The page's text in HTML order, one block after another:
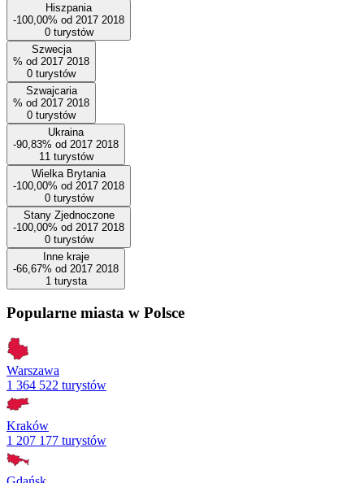
Hiszpania
-100,00% od 2017 2018
0 turystów
Szwecja
% od 2017 2018
0 turystów
Szwajcaria
% od 2017 2018
0 turystów
Ukraina
-90,83% od 2017 2018
11 turystów
Wielka Brytania
-100,00% od 2017 2018
0 turystów
Stany Zjednoczone
-100,00% od 2017 2018
0 turystów
Inne kraje
-66,67% od 2017 2018
1 turysta
Popularne miasta w Polsce
Warszawa
1 364 522 turystów
Kraków
1 207 177 turystów